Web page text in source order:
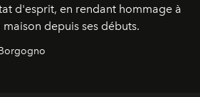
d'esprit, en rendant hommage à
depuis ses débuts.